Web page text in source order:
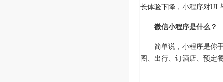
长体验下降，小程序对UI
微信小程序是什么？
简单说，小程序是你手
图、出行、订酒店、预定